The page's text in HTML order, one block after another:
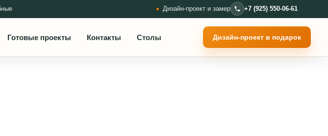
Дизайн-проект и замер +7 (925) 550-06-61
Готовые проекты Контакты Столы Дизайн-проект в подарок